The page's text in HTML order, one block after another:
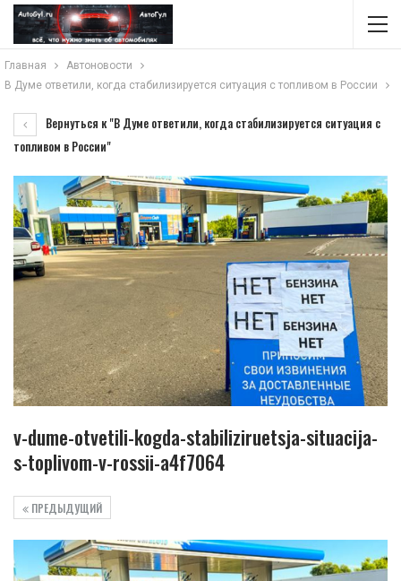
Главная
Автоновости
В Думе ответили, когда стабилизируется ситуация с топливом в России
Вернуться к "В Думе ответили, когда стабилизируется ситуация с
топливом в России"
v-dume-otvetili-kogda-stabiliziruetsja-situacija-
s-toplivom-v-rossii-a4f7064
ПРЕДЫДУЩИЙ